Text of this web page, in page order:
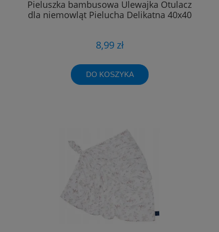
Pieluszka bambusowa Ulewajka Otulacz
dla niemowląt Pielucha Delikatna 40x40
8,99 zł
DO KOSZYKA